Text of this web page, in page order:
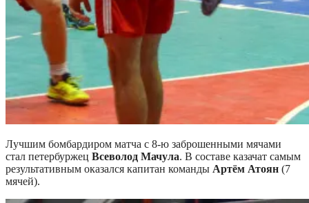
Лучшим бомбардиром матча с 8-ю заброшенными мячами
стал петербуржец Всеволод Мачула. В составе казачат самым
результативным оказался капитан команды Артём Атоян (7
мячей).